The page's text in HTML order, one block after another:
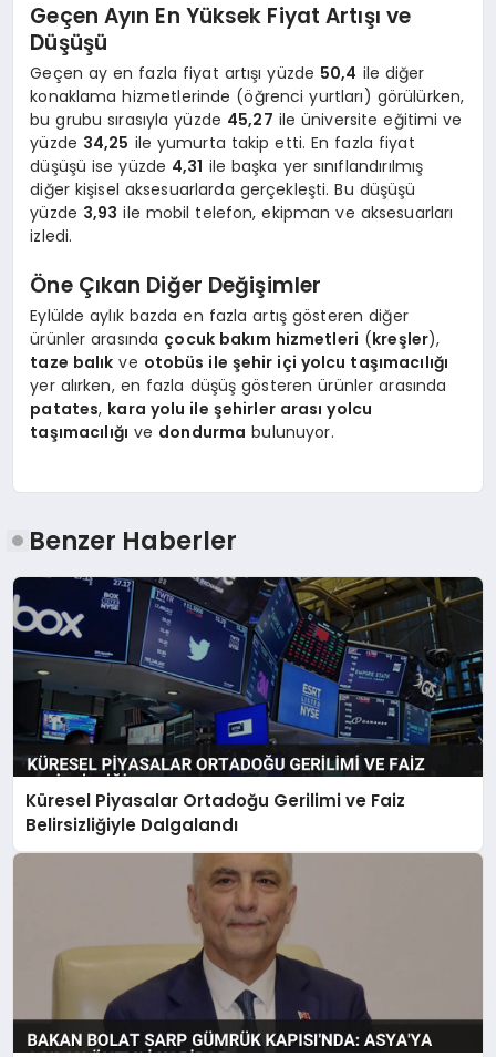
Geçen Ayın En Yüksek Fiyat Artışı ve
Düşüşü
Geçen ay en fazla fiyat artışı yüzde 50,4 ile diğer
konaklama hizmetlerinde (öğrenci yurtları) görülürken,
bu grubu sırasıyla yüzde 45,27 ile üniversite eğitimi ve
yüzde 34,25 ile yumurta takip etti. En fazla fiyat
düşüşü ise yüzde 4,31 ile başka yer sınıflandırılmış
diğer kişisel aksesuarlarda gerçekleşti. Bu düşüşü
yüzde 3,93 ile mobil telefon, ekipman ve aksesuarları
izledi.
Öne Çıkan Diğer Değişimler
Eylülde aylık bazda en fazla artış gösteren diğer
ürünler arasında çocuk bakım hizmetleri (kreşler),
taze balık ve otobüs ile şehir içi yolcu taşımacılığı
yer alırken, en fazla düşüş gösteren ürünler arasında
patates, kara yolu ile şehirler arası yolcu
taşımacılığı ve dondurma bulunuyor.
Benzer Haberler
Küresel Piyasalar Ortadoğu Gerilimi ve Faiz
Belirsizliğiyle Dalgalandı